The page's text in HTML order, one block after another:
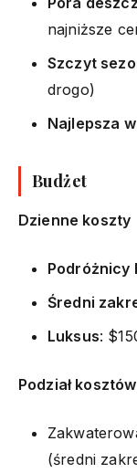
najniższe
Szczyt
drogo)
Najlepsza
Budżet
Dzienne koszty
Podróżnicy
Średni
Luksus:
Podział kosztów
(średni